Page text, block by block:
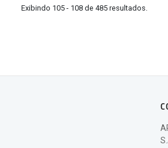
Exibindo 105 - 108 de 485 resultados.